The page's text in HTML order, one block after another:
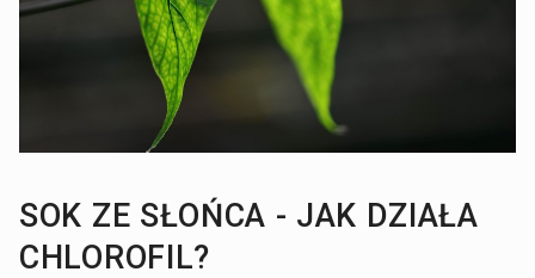
SOK ZE SŁOŃCA - JAK DZIAŁA
CHLOROFIL?